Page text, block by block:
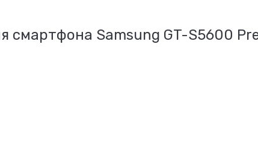
смартфона Samsung GT-S5600